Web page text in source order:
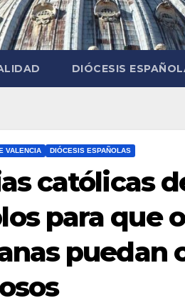
DIÓCESIS
VALENCIA DIÓCESIS ESPAÑOLAS
católicas
para que
puedan